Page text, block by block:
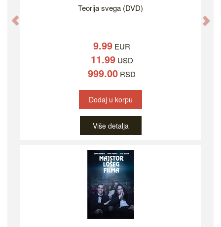
Teorija svega (DVD)
9.99 EUR
11.99USD
999.00 RSD
Dodaj u korpu
Više detalja